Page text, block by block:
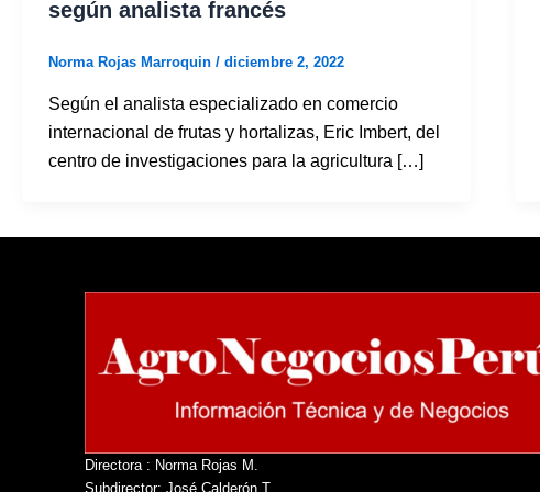
según analista francés
Norma Rojas Marroquin / diciembre 2, 2022
Según el analista especializado en comercio
internacional de frutas y hortalizas, Eric Imbert, del
centro de investigaciones para la agricultura […]
Directora : Norma Rojas M.
Subdirector: José Calderón T.